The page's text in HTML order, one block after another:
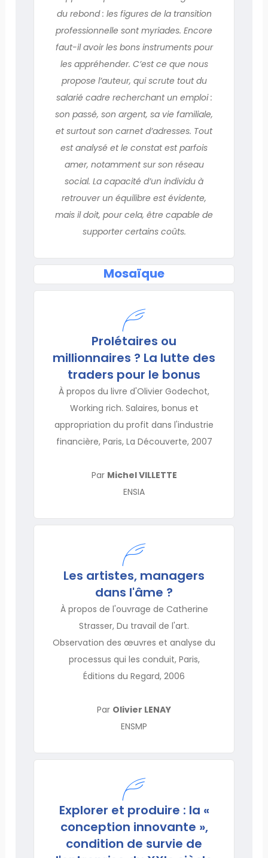
du rebond : les figures de la transition
professionnelle sont myriades. Encore
faut-il avoir les bons instruments pour
les appréhender. C’est ce que nous
propose l’auteur, qui scrute tout du
salarié cadre recherchant un emploi :
son passé, son argent, sa vie familiale,
et surtout son carnet d’adresses. Tout
est analysé et le constat est parfois
amer, notamment sur son réseau
social. La capacité d’un individu à
retrouver un équilibre est évidente,
mais il doit, pour cela, être capable de
supporter certains coûts.
Mosaïque
Prolétaires ou
millionnaires ? La lutte des
traders pour le bonus
À propos du livre d'Olivier Godechot,
Working rich. Salaires, bonus et
appropriation du profit dans l'industrie
financière, Paris, La Découverte, 2007
Par Michel VILLETTE
ENSIA
Les artistes, managers
dans l'âme ?
À propos de l'ouvrage de Catherine
Strasser, Du travail de l'art.
Observation des œuvres et analyse du
processus qui les conduit, Paris,
Éditions du Regard, 2006
Par Olivier LENAY
ENSMP
Explorer et produire : la «
conception innovante »,
condition de survie de